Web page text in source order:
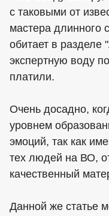
с таковыми от
мастера длинного
обитает в разделе
экспертную воду
платили.
Очень досадно,
уровнем
эмоций, так как
тех людей на ВО,
качественный
Данной же статье